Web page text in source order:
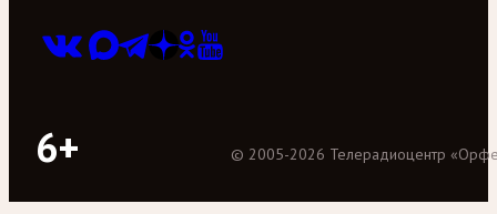
6+ © 2005-2026 Телерадиоцентр